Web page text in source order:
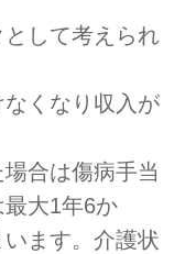
して考えられ
くなり収入が
合は傷病手当
大1年6か
ます。介護状